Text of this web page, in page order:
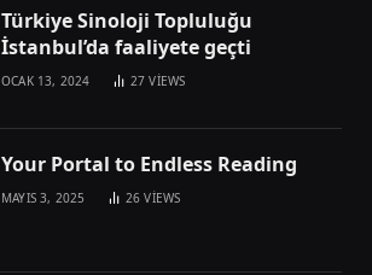
Türkiye Sinoloji Topluluğu
İstanbul’da faaliyete geçti
OCAK 13, 2024 27VIEWS
Your Portal to Endless Reading
MAYIS 3, 2025 26VIEWS